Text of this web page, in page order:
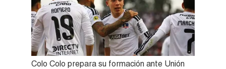
Colo Colo prepara su formación ante Unión